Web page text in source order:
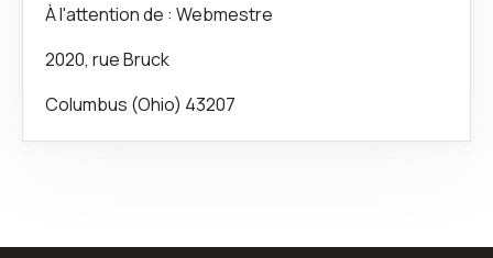
À l'attention de : Webmestre
2020, rue Bruck
Columbus (Ohio) 43207